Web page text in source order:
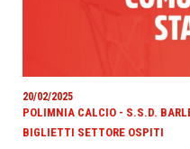
20/02/2025
POLIMNIA CALCIO - S.S.D.
BIGLIETTI SETTORE OSPITI